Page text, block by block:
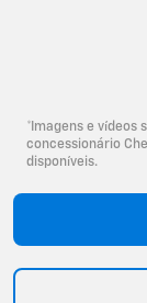
*Imagens e vídeos
concessionário
disponíveis.